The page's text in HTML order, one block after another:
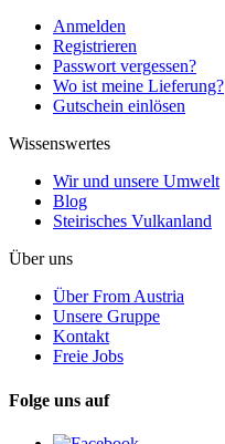
Anmelden
Registrieren
Passwort vergessen?
Wo ist meine Lieferung?
Gutschein einlösen
Wissenswertes
Wir und unsere Umwelt
Blog
Steirisches Vulkanland
Über uns
Über From Austria
Unsere Gruppe
Kontakt
Freie Jobs
Folge uns auf